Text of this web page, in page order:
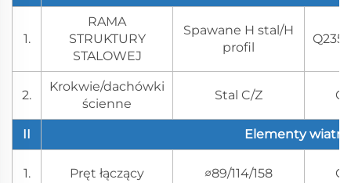
1.
RAMA
STRUKTURY
STALOWEJ
Spawane H stal/H
profil
2.
Krokwie/dachówki
ścienne
Stal C/Z
II Elementy
1. Pręt łączący ∅89/114/158